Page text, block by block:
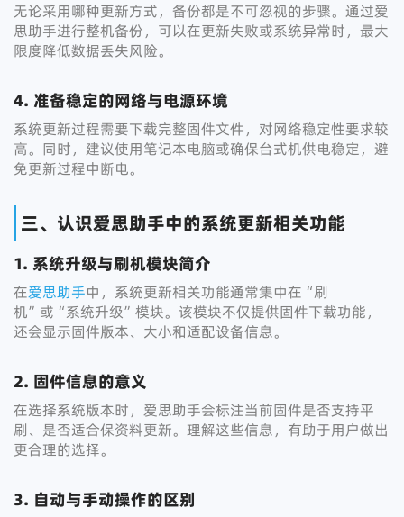
无论采用哪种更新方式，备份都是不可忽视的步骤。通过爱
思助手进行整机备份，可以在更新失败或系统异常时，最大
限度降低数据丢失风险。
4. 准备稳定的网络与电源环境
系统更新过程需要下载完整固件文件，对网络稳定性要求较
高。同时，建议使用笔记本电脑或确保台式机供电稳定，避
免更新过程中断电。
三、认识爱思助手中的系统更新相关功能
1. 系统升级与刷机模块简介
在爱思助手中，系统更新相关功能通常集中在“刷
机”或“系统升级”模块。该模块不仅提供固件下载功能，
还会显示固件版本、大小和适配设备信息。
2. 固件信息的意义
在选择系统版本时，爱思助手会标注当前固件是否支持平
刷、是否适合保资料更新。理解这些信息，有助于用户做出
更合理的选择。
3. 自动与手动操作的区别